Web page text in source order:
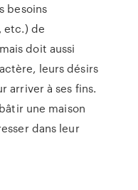
besoins
etc.) de
doit aussi
leurs désirs
arriver à ses fins.
une maison
dans leur